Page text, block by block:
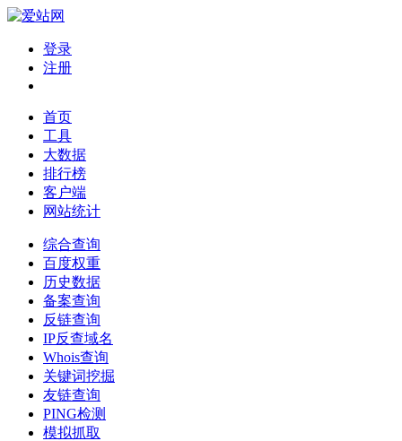
登录
注册
首页
工具
大数据
排行榜
客户端
网站统计
综合查询
百度权重
历史数据
备案查询
反链查询
IP反查域名
Whois查询
关键词挖掘
友链查询
PING检测
模拟抓取